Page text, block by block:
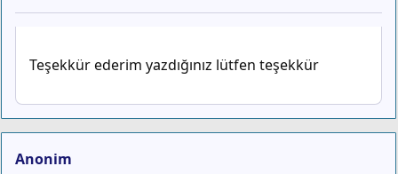
Teşekkür ederim yazdığınız lütfen teşekkür
Anonim